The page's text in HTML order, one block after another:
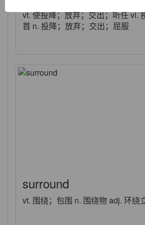
vt. 使投降；放弃；交出；听任 vi.
首 n. 投降；放弃；交出；屈服
surround
vt. 围绕；包围 n. 围绕物 adj. 环绕